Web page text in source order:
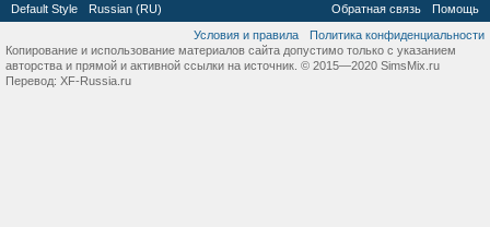
Default Style Russian (RU) Обратная связь
Помощь
Условия и правила
Политика конфиденциальности
Копирование и использование материалов сайта допустимо только с указанием
авторства и прямой и активной ссылки на источник. © 2015—2020 SimsMix.ru
Перевод: XF-Russia.ru